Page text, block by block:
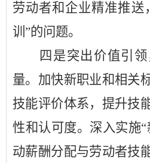
劳动者和企业精准推送
训”的问题。
四是突出价值引领
量。加快新职业和相关
技能评价体系，提升技
性和认可度。深入实施
动薪酬分配与劳动者技